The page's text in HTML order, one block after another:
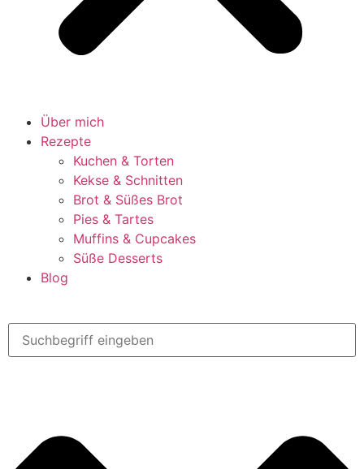
Über mich
Rezepte
Kuchen & Torten
Kekse & Schnitten
Brot & Süßes Brot
Pies & Tartes
Muffins & Cupcakes
Süße Desserts
Blog